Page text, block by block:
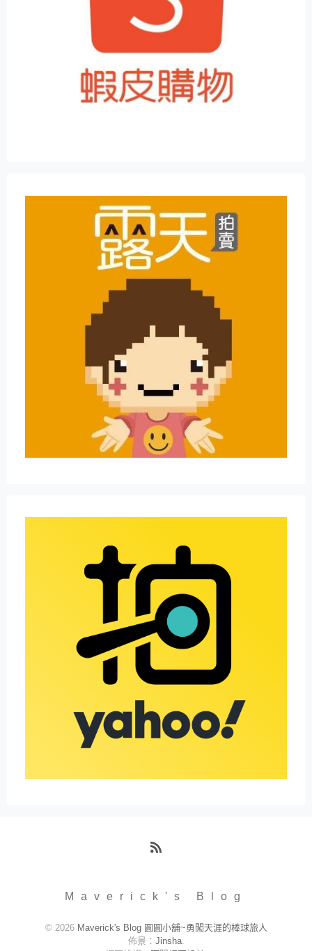
Maverick's Blog
© 2026 Maverick's Blog 圓圓小舖~勇闖天涯的棒球旅人
佈景： Jinsha.